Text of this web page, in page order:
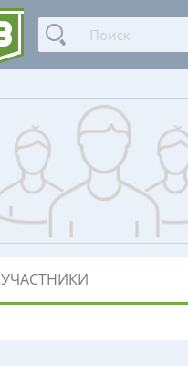
УЧАСТНИКИ